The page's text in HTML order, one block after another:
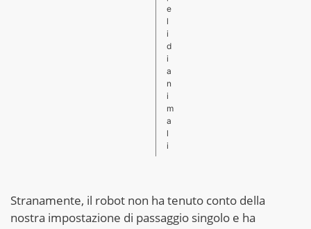
e
l
i
d
i
a
n
i
m
a
l
i
Stranamente, il robot non ha tenuto conto della
nostra impostazione di passaggio singolo e ha